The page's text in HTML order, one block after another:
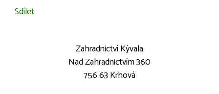
Sdílet
Zahradnictví Kývala
Nad Zahradnictvím 360
756 63 Krhová